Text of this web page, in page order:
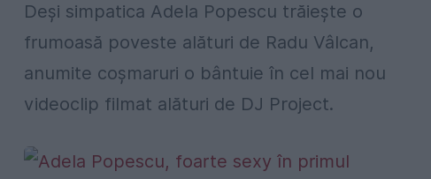
Deși simpatica Adela Popescu trăiește o
frumoasă poveste alături de Radu Vâlcan,
anumite coșmaruri o bântuie în cel mai nou
videoclip filmat alături de DJ Project.